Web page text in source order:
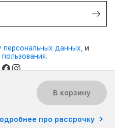
В корзину
про рассрочку
персональных данных, и
права защищены.